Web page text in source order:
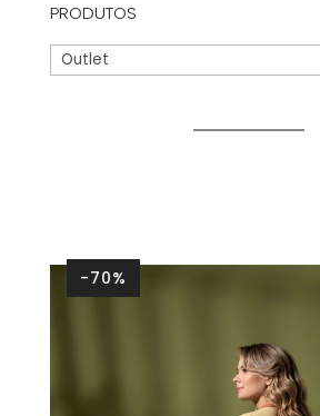
PRODUTOS
-70%